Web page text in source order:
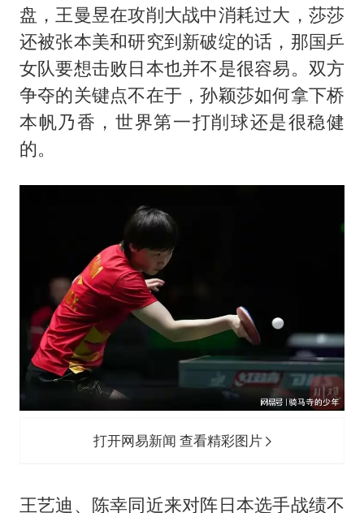
盘，王曼昱在攻削大战中消耗过大，莎莎
还被张本美和研究到新破绽的话，那国乒
女队要想击败日本也并不是很容易。双方
争夺的关键点不在于，孙颖莎如何拿下桥
本帆乃香，世界第一打削球还是很稳健
的。
打开网易新闻 查看精彩图片
王艺迪、陈幸同近来对阵日本选手战绩不